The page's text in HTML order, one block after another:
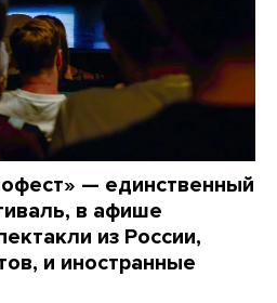
— единственный
в афише
из России,
и иностранные